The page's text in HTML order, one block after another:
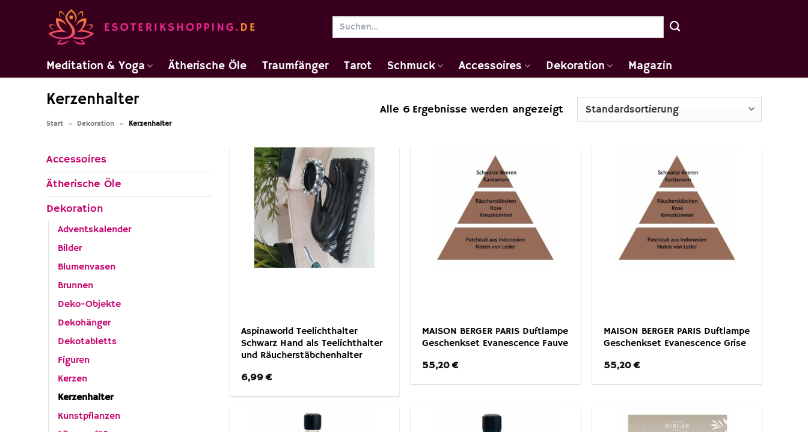
Suchen
Meditation & Yoga Ätherische Öle Traumfänger Tarot Schmuck Accessoires Dekoration Magazin
Kerzenhalter
Start » Dekoration » Kerzenhalter
Alle 6 Ergebnisse werden angezeigt
Accessoires
Ätherische Öle
Dekoration
Adventskalender
Bilder
Blumenvasen
Brunnen
Deko-Objekte
Dekohänger
Dekotabletts
Figuren
Kerzen
Kerzenhalter
Kunstpflanzen
Aspinaworld Teelichthalter
Schwarz Hand als Teelichthalter
und Räucherstäbchenhalter
6,99€
MAISON BERGER PARIS Duftlampe
Geschenkset Evanescence Fauve
55,20€
MAISON BERGER PARIS Duftlampe
Geschenkset Evanescence Grise
55,20€